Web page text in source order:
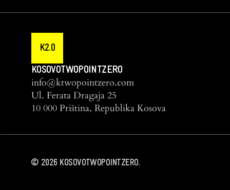
K2.0
KOSOVOTWOPOINTZERO
info@ktwopointzero.com
Ul. Ferata Dragaja 25
10 000 Priština, Republika Kosova
© 2026KOSOVOTWOPOINTZERO.